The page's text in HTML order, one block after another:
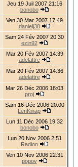
Jeu 19 Juil 2007 21:16
bonobo
Ven 30 Mar 2007 17:49
danielj38
Sam 24 Fév 2007 20:30
ezin92
Mar 20 Fév 2007 14:39
adelattre
Mar 20 Fév 2007 14:36
adelattre
Mar 26 Déc 2006 18:03
proj
Sam 16 Déc 2006 20:00
LenKinap
Lun 11 Déc 2006 19:32
bonobo
Lun 20 Nov 2006 2:51
Radion
Ven 10 Nov 2006 22:31
popov